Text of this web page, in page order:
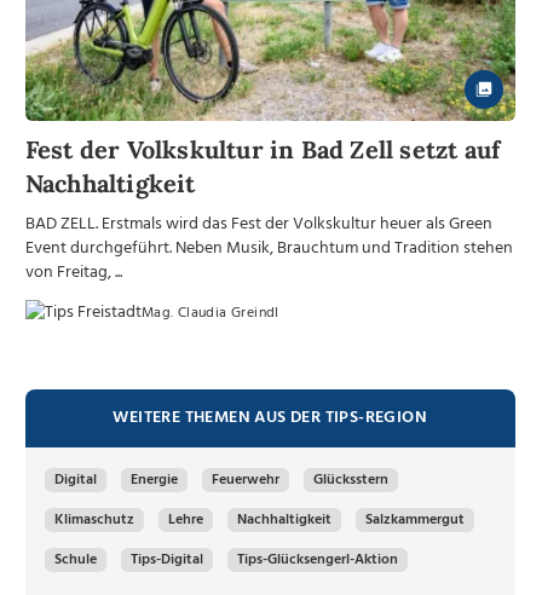
Fest der Volkskultur in Bad Zell setzt auf
Nachhaltigkeit
BAD ZELL. Erstmals wird das Fest der Volkskultur heuer als Green
Event durchgeführt. Neben Musik, Brauchtum und Tradition stehen
von Freitag, ...
Mag. Claudia Greindl
WEITERE THEMEN AUS DER TIPS-REGION
Digital Energie Feuerwehr
Glücksstern
Klimaschutz
Lehre Nachhaltigkeit
Salzkammergut
Schule
Tips-Digital Tips-Glücksengerl-Aktion